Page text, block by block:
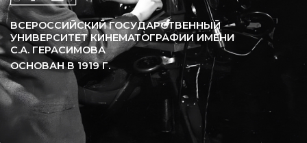
ВСЕРОССИЙСКИЙ ГОСУДАРСТВЕННЫЙ
УНИВЕРСИТЕТ КИНЕМАТОГРАФИИ ИМЕНИ
С.А. ГЕРАСИМОВА
ОСНОВАН В 1919Г.